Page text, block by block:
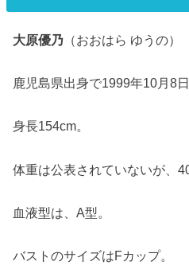
大原優乃 （おおはら ゆうの）
鹿児島県出身で1999年10月8
身長154cm。
体重は公表されていないが、
血液型は、A型。
バストのサイズはFカップ。